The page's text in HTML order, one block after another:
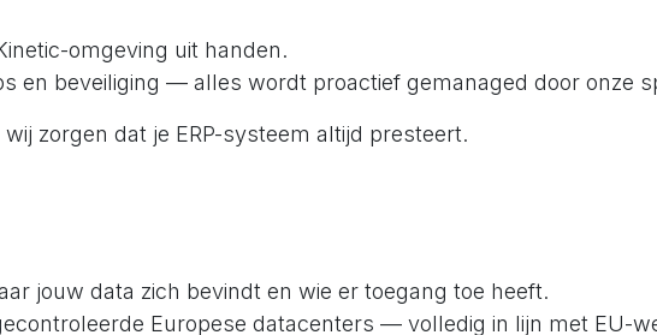
omgeving uit handen.
en beveiliging — alles wordt proactief gemanaged door onze
zorgen dat je ERP-systeem altijd presteert.
jouw data zich bevindt en wie er toegang toe heeft.
Europese datacenters — volledig in lijn met EU-